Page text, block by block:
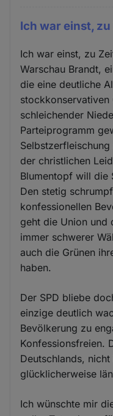
Ich war einst,
Ich war einst, zu
Warschau Brandt,
die eine deutliche
schleichender
Parteiprogramm
der christlichen
Blumentopf will die
Den stetig
konfessionellen
geht die Union und
immer schwerer
auch die Grünen
haben.
Der SPD bliebe
einzige deutlich
Bevölkerung zu
Konfessionsfreien.
Deutschlands,
glücklicherweise
Ich wünschte mir